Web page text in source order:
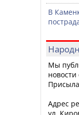
В
Мы
Адрес